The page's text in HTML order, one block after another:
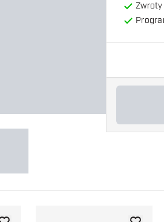
Zwroty